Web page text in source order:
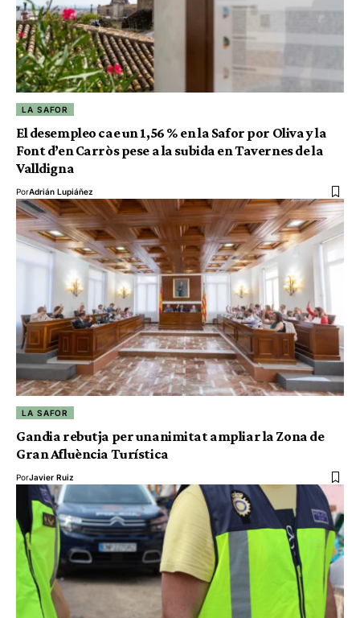
LA SAFOR
El desempleo cae un 1,56 % en la Safor por Oliva y la
Font d’en Carròs pese a la subida en Tavernes de la
Valldigna
PorAdrián Lupiáñez
LA SAFOR
Gandia rebutja per unanimitat ampliar la Zona de
Gran Afluència Turística
PorJavier Ruiz